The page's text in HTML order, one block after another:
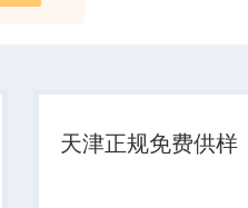
天津正规免费供样